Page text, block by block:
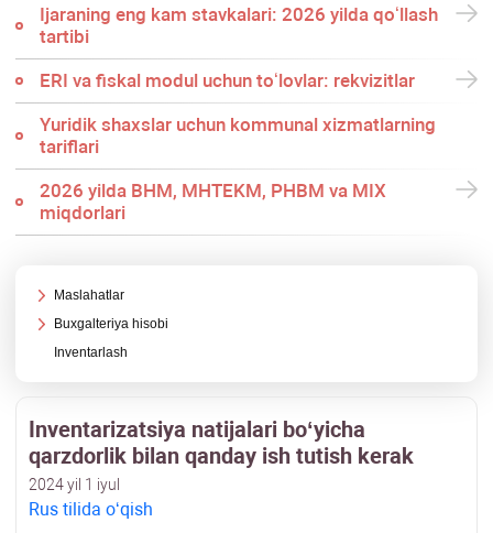
Ijaraning eng kam stavkalari: 2026 yilda qoʻllash
tartibi
ERI va fiskal modul uchun toʻlovlar: rekvizitlar
Yuridik shaхslar uchun kommunal хizmatlarning
tariflari
2026 yilda BHM, MHTEKM, PHBM va MIX
miqdorlari
Maslahatlar
Buхgalteriya hisobi
Inventarlash
Inventarizatsiya natijalari boʻyicha
qarzdorlik bilan qanday ish tutish kerak
2024 yil 1 iyul
Rus tilida oʻqish